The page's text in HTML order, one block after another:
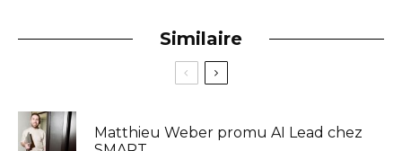
Similaire
Matthieu Weber promu AI Lead chez